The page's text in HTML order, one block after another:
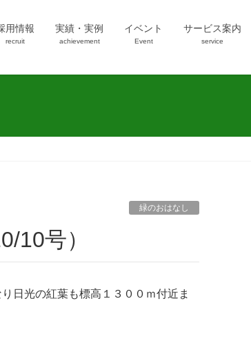
用情報
recruit
実績・実例
achievement
イベント
Event
サービス案内
service
緑のおはなし
10号）
日光の紅葉も標高１３００ｍ付近ま